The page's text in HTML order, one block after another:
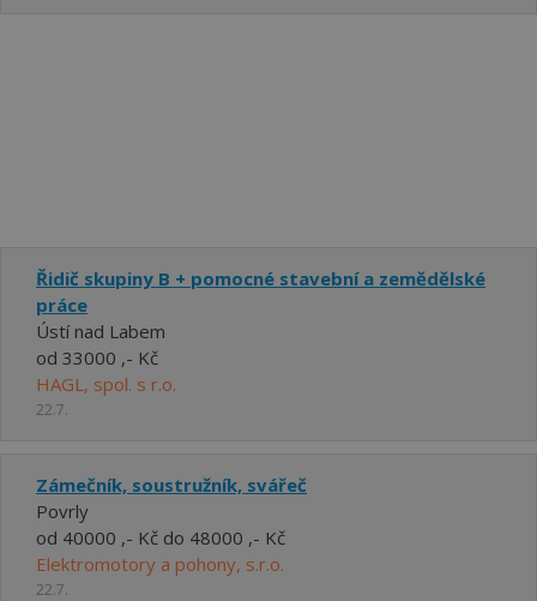
Řidič skupiny B + pomocné stavební a zemědělské
práce
Ústí nad Labem
od 33000 ,- Kč
HAGL, spol. s r.o.
22.7.
Zámečník, soustružník, svářeč
Povrly
od 40000 ,- Kč do 48000 ,- Kč
Elektromotory a pohony, s.r.o.
22.7.